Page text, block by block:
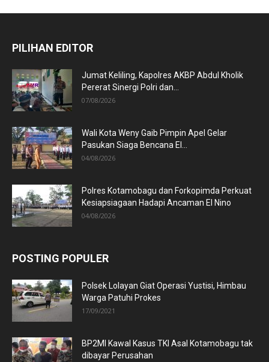
PILIHAN EDITOR
Jumat Keliling, Kapolres AKBP Abdul Kholik
Pererat Sinergi Polri dan...
07/08/2026
Wali Kota Weny Gaib Pimpin Apel Gelar
Pasukan Siaga Bencana El...
04/08/2026
Polres Kotamobagu dan Forkopimda Perkuat
Kesiapsiagaan Hadapi Ancaman El Nino
04/08/2026
POSTING POPULER
Polsek Lolayan Giat Operasi Yustisi, Himbau
Warga Patuhi Prokes
17/09/2021
BP2MI Kawal Kasus TKI Asal Kotamobagu tak
dibayar Perusahan